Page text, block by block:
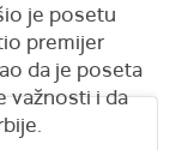
je posetu
premijer
da je poseta
važnosti i da